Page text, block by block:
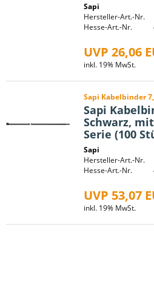
Sapi
Hersteller-Art.-Nr.
Hesse-Art.-Nr.
UVP 26,06
inkl. 19% MwSt.
Sapi Kabelbinder
Sapi
Schwarz,
Serie (100
Sapi
Hersteller-Art.-Nr.
Hesse-Art.-Nr.
UVP 53,07
inkl. 19% MwSt.